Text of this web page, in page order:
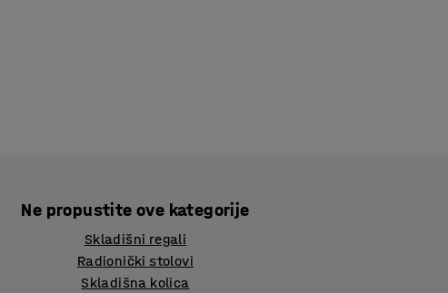
Ne propustite ove kategorije
Skladišni regali
Radionički stolovi
Skladišna kolica